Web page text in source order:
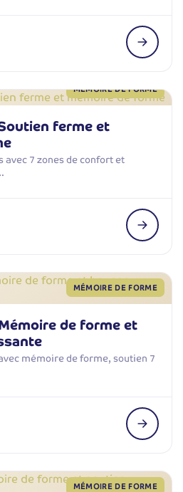
MÉMOIRE DE FORME
ferme et
7 zones de confort et
MÉMOIRE DE FORME
de forme et
mémoire de forme, soutien 7
MÉMOIRE DE FORME